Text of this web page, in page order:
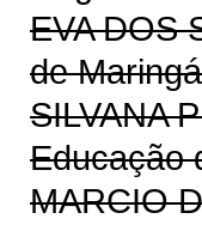
EVA DOS
de
SILVANA
Educação
MARCIO